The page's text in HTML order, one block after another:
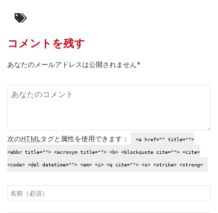
コメントを残す
あなたのメールアドレスは公開されません*
次のHTML タグと属性を使用できます： <a href="" title="">
<abbr title=""> <acronym title=""> <b> <blockquote cite=""> <cite>
<code> <del datetime=""> <em> <i> <q cite=""> <s> <strike> <strong>